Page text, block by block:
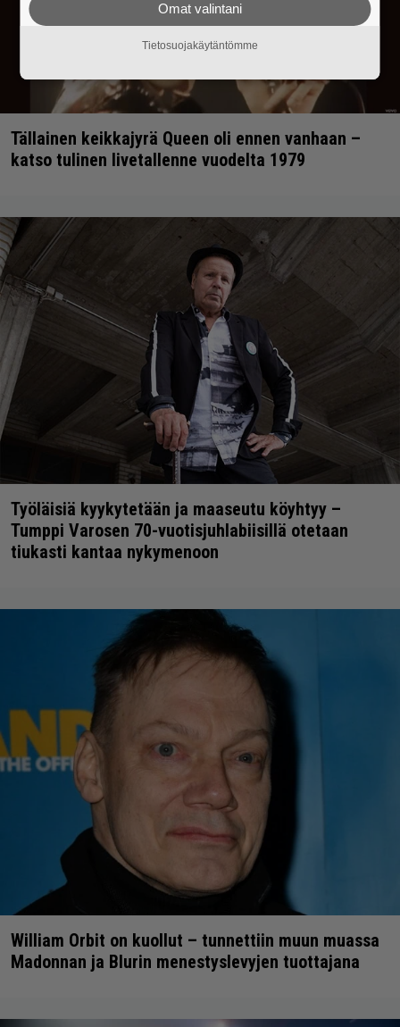
Tällainen keikkajyrä Queen oli ennen vanhaan –
katso tulinen livetallenne vuodelta 1979
Työläisiä kyykytetään ja maaseutu köyhtyy –
Tumppi Varosen 70-vuotisjuhlabiisillä otetaan
tiukasti kantaa nykymenoon
William Orbit on kuollut – tunnettiin muun muassa
Madonnan ja Blurin menestyslevyjen tuottajana
Omat valintani
Tietosuojakäytäntömme